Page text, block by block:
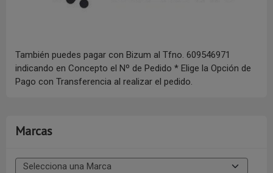
También puedes pagar con Bizum al Tfno. 609546971
indicando en Concepto el Nº de Pedido * Elige la Opción de
Pago con Transferencia al realizar el pedido.
Marcas